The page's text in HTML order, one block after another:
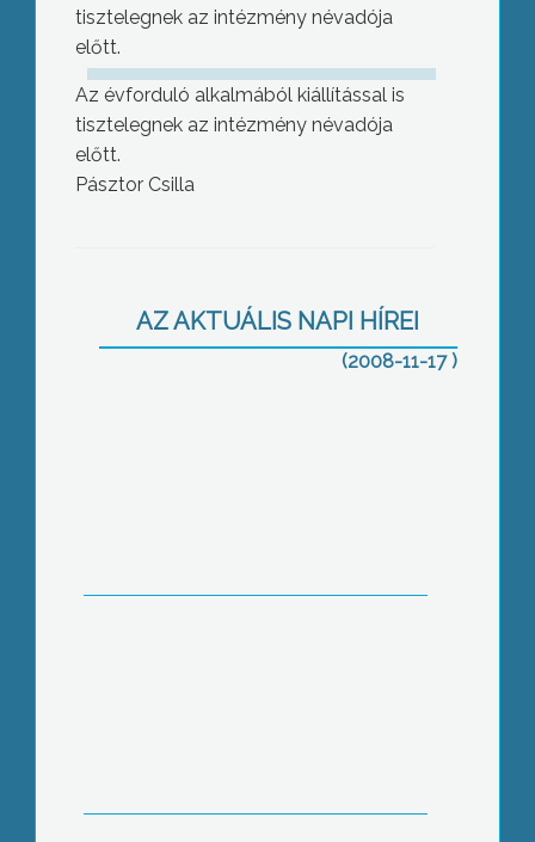
tisztelegnek az intézmény névadója
előtt.
Az évforduló alkalmából kiállítással is
tisztelegnek az intézmény névadója
előtt.
Pásztor Csilla
AZ AKTUÁLIS NAPI HÍREI
(2008-11-17 )
2008- ban hálózati beruházásokra
közel 30 milliárd forintot fordított
fontosnak tartják